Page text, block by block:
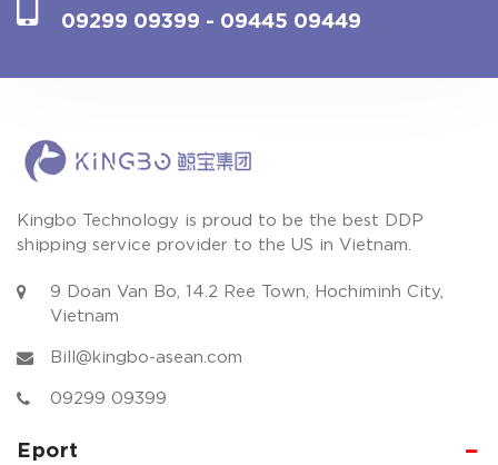
09299 09399 - 09445 09449
Kingbo Technology is proud to be the best DDP
shipping service provider to the US in Vietnam.
9 Doan Van Bo, 14.2 Ree Town, Hochiminh City,
Vietnam
Bill@kingbo-asean.com
09299 09399
Eport